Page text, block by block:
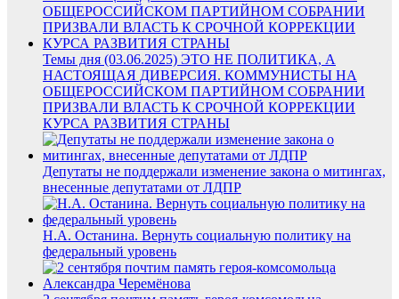
Темы дня (03.06.2025) ЭТО НЕ ПОЛИТИКА, А
НАСТОЯЩАЯ ДИВЕРСИЯ. КОММУНИСТЫ НА
ОБЩЕРОССИЙСКОМ ПАРТИЙНОМ СОБРАНИИ
ПРИЗВАЛИ ВЛАСТЬ К СРОЧНОЙ КОРРЕКЦИИ
КУРСА РАЗВИТИЯ СТРАНЫ
Депутаты не поддержали изменение закона о митингах,
внесенные депутатами от ЛДПР
Н.А. Останина. Вернуть социальную политику на
федеральный уровень